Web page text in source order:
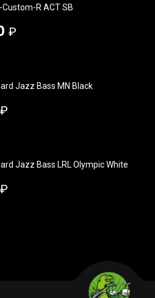
Custom-R ACT SB
₽
Jazz Bass MN Black
₽
Jazz Bass LRL Olympic White
₽